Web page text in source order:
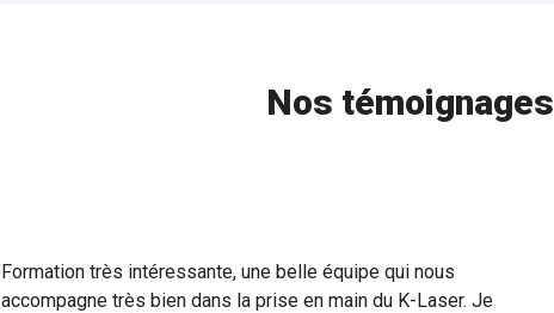
Nos témoignages
Formation très intéressante, une belle équipe qui nous
accompagne très bien dans la prise en main du K-Laser. Je